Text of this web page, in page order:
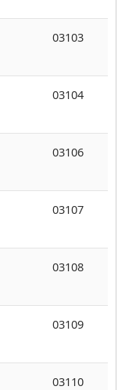
03103
03104
03106
03107
03108
03109
03110